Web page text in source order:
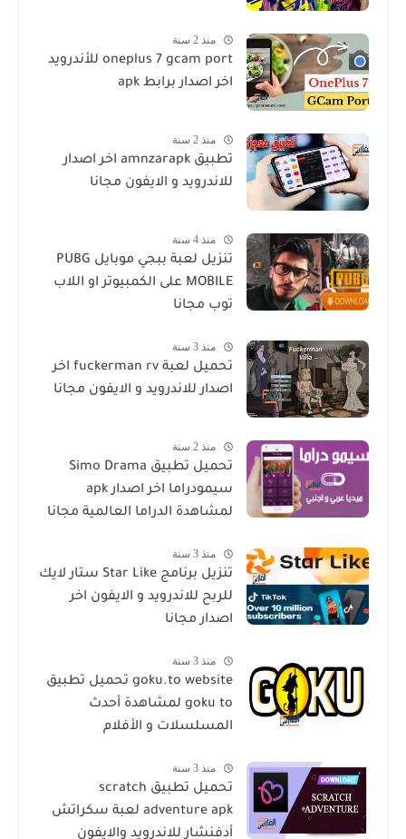
منذ 2 سنة
oneplus 7 gcam port للأندرويد
اخر اصدار برابط apk
منذ 2 سنة
تطبيق amnzarapk اخر اصدار
للاندرويد و الايفون مجانا
منذ 4 سنة
تنزيل لعبة ببجي موبايل PUBG
MOBILE على الكمبيوتر او اللاب
توب مجانا
منذ 3 سنة
تحميل لعبة fuckerman rv اخر
اصدار للاندرويد و الايفون مجانا
منذ 2 سنة
تحميل تطبيق Simo Drama
سيمودراما اخر اصدار apk
لمشاهدة الدراما العالمية مجانا
منذ 3 سنة
تنزيل برنامج Star Like ستار لايك
للربح للاندرويد و الايفون اخر
اصدار مجانا
منذ 3 سنة
goku.to website تحميل تطبيق
goku to لمشاهدة أحدث
المسلسلات و الأفلام
منذ 3 سنة
تحميل تطبيق scratch
adventure apk لعبة سكراتش
أدفنشار للاندرويد والايفون